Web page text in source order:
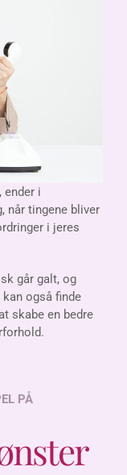
ender i
når tingene bliver
i jeres
går galt, og
også finde
skabe en bedre
PÅ